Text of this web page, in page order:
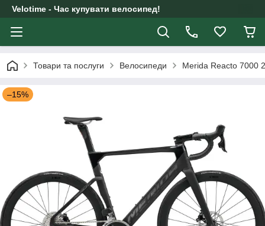
Velotime - Час купувати велосипед!
Товари та послуги Велосипеди Merida Reacto 7000
–15%